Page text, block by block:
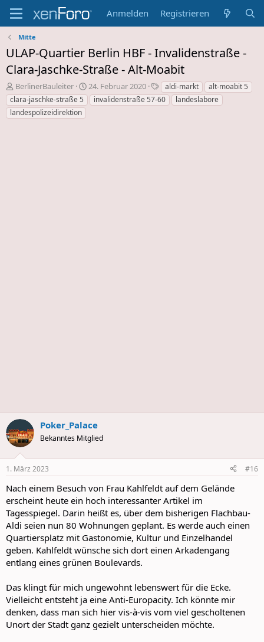
Anmelden Registrieren
Mitte
ULAP-Quartier Berlin HBF - Invalidenstraße -
Clara-Jaschke-Straße - Alt-Moabit
E
r
s
t
BerlinerBauleiter
E
r
s
24. Februar 2020
S
c
h
aldi-markt
alt-moabit 5
clara-jaschke-straße 5
invalidenstraße 57-60
landeslabore
landespolizeidirektion
Poker_Palace
Bekanntes Mitglied
1. März 2023 #16
Nach einem Besuch von Frau Kahlfeldt auf dem Gelände
erscheint heute ein hoch interessanter Artikel im
Tagesspiegel. Darin heißt es, über dem bisherigen Flachbau-
Aldi seien nun 80 Wohnungen geplant. Es werde auch einen
Quartiersplatz mit Gastonomie, Kultur und Einzelhandel
geben. Kahlfeldt wünsche sich dort einen Arkadengang
entlang eines grünen Boulevards.
Das klingt für mich ungewohnt lebenswert für die Ecke.
Vielleicht entsteht ja eine Anti-Europacity. Ich könnte mir
denken, dass man sich hier vis-à-vis vom viel gescholtenen
Unort der Stadt ganz gezielt unterscheiden möchte.